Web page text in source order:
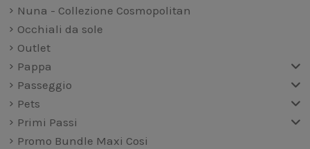
Nuna - Collezione Cosmopolitan
Occhiali da sole
Outlet
Pappa
Passeggio
Pets
Primi Passi
Promo Bundle Maxi Cosi